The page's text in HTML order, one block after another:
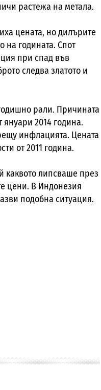
растежа на метала.
цената, но дилърите
на годината. Спот
при спад във
следва златото и
рали. Причината
2014 година.
инфлацията. Цената
от 2011 година.
каквото липсваше през
цени. В Индонезия
подобна ситуация.